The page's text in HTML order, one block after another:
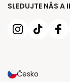
SLEDUJTE NÁS A
Česko